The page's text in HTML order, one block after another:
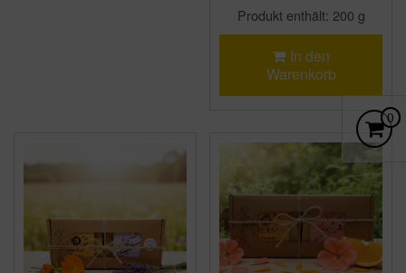
Produkt enthält: 200 g
In den
Warenkorb
0
ES